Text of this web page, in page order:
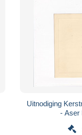
Uitnodiging
- Aser